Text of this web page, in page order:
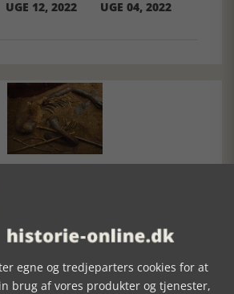
UGE 12, 2022 UGE 04, 2022
egne og tredjeparters cookies for at
brug af vores produkter og tjenester,